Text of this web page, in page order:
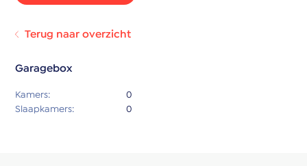
Terug naar overzicht
Garagebox
Kamers:
0
Slaapkamers:
0